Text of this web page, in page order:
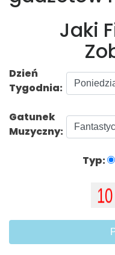
Jaki
Dzień
Tygodnia:
Gatunek
Muzyczny:
Typ: